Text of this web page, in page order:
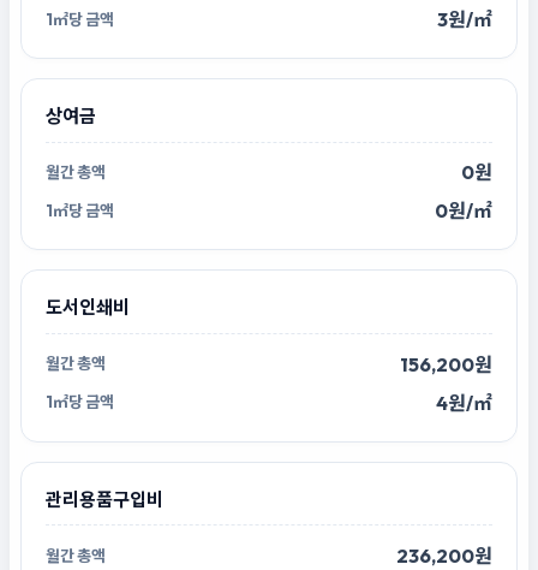
3원/㎡
상여금
0원
0원/㎡
도서인쇄비
156,200원
4원/㎡
관리용품구입비
236,200원